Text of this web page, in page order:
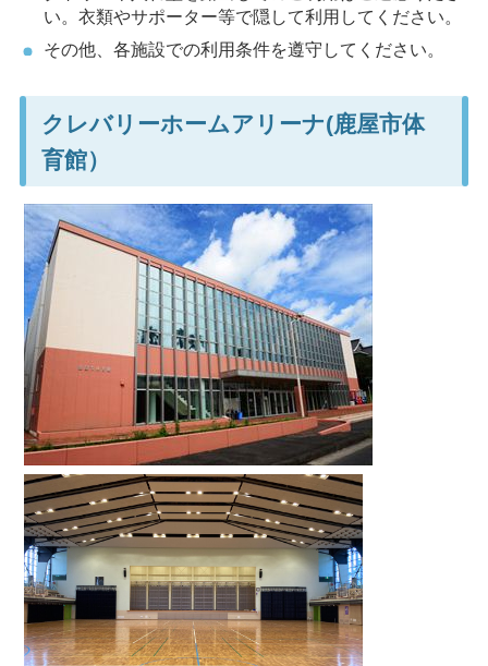
い。衣類やサポーター等で隠して利用してください。
その他、各施設での利用条件を遵守してください。
クレバリーホームアリーナ(鹿屋市体
育館）